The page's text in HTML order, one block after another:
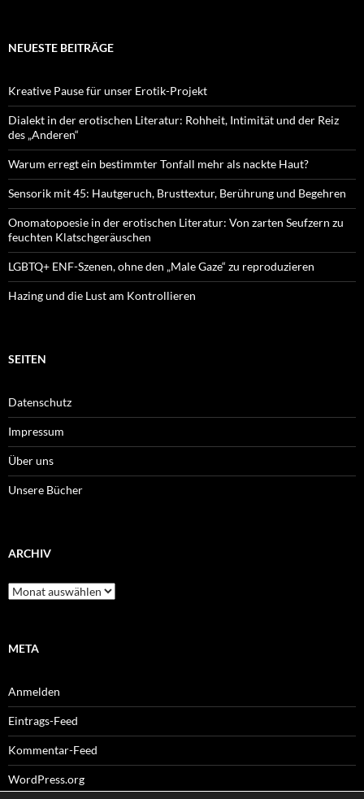
NEUESTE BEITRÄGE
Kreative Pause für unser Erotik-Projekt
Dialekt in der erotischen Literatur: Rohheit, Intimität und der Reiz
des „Anderen“
Warum erregt ein bestimmter Tonfall mehr als nackte Haut?
Sensorik mit 45: Hautgeruch, Brusttextur, Berührung und Begehren
Onomatopoesie in der erotischen Literatur: Von zarten Seufzern zu
feuchten Klatschgeräuschen
LGBTQ+ ENF-Szenen, ohne den „Male Gaze“ zu reproduzieren
Hazing und die Lust am Kontrollieren
SEITEN
Datenschutz
Impressum
Über uns
Unsere Bücher
ARCHIV
Archiv
META
Anmelden
Eintrags-Feed
Kommentar-Feed
WordPress.org